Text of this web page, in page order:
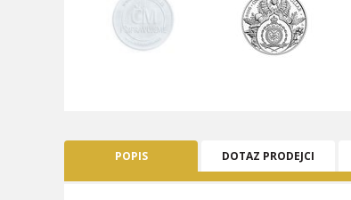
POPIS DOTAZ PRODEJCI